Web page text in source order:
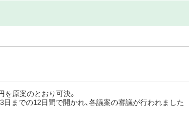
を原案のとおり可決。
までの12日間で開かれ、各議案の審議が行われました